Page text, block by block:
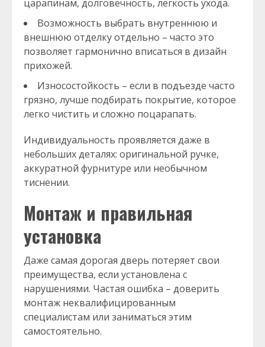
царапинам, долговечность, легкость ухода.
Возможность выбрать внутреннюю и
внешнюю отделку отдельно – часто это
позволяет гармонично вписаться в дизайн
прихожей.
Износостойкость – если в подъезде часто
грязно, лучше подбирать покрытие, которое
легко чистить и сложно поцарапать.
Индивидуальность проявляется даже в
небольших деталях: оригинальной ручке,
аккуратной фурнитуре или необычном
тиснении.
Монтаж и правильная
установка
Даже самая дорогая дверь потеряет свои
преимущества, если установлена с
нарушениями. Частая ошибка – доверить
монтаж неквалифицированным
специалистам или заниматься этим
самостоятельно.